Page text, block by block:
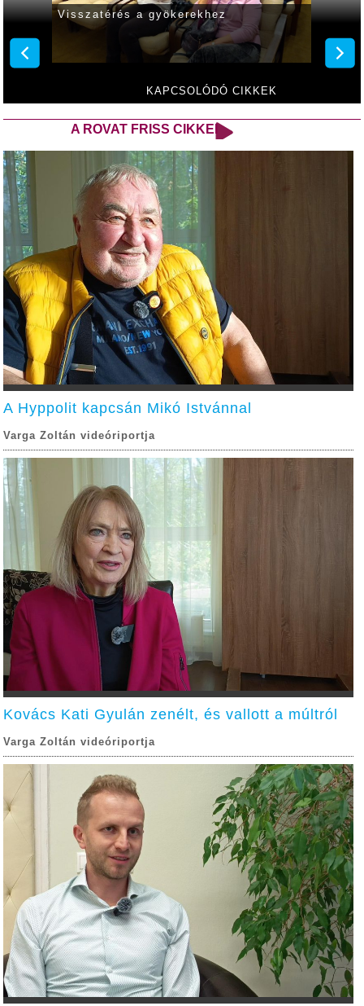
KAPCSOLÓDÓ CIKKEK
Visszatérés a gyökerekhez
A ROVAT FRISS CIKKEI
A Hyppolit kapcsán Mikó Istvánnal
Varga Zoltán videóriportja
Kovács Kati Gyulán zenélt, és vallott a múltról
Varga Zoltán videóriportja